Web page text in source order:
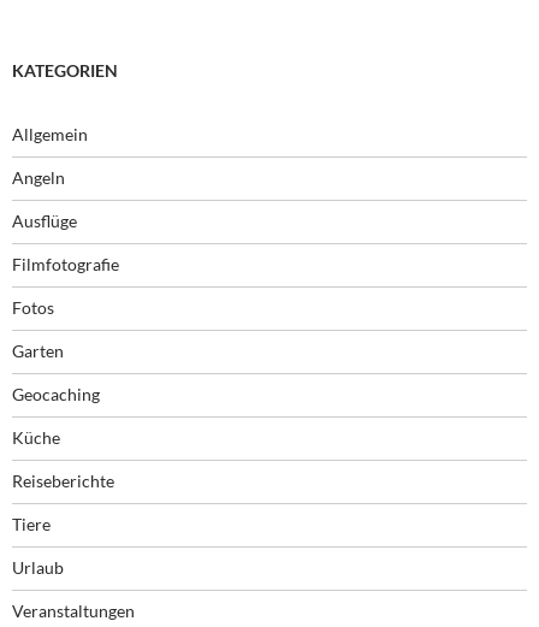
KATEGORIEN
Allgemein
Angeln
Ausflüge
Filmfotografie
Fotos
Garten
Geocaching
Küche
Reiseberichte
Tiere
Urlaub
Veranstaltungen